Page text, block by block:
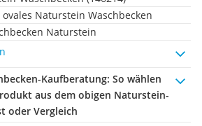
Naturstein Waschbecken
Naturstein
Kaufberatung: So wählen
aus dem obigen Naturstein-
oder Vergleich